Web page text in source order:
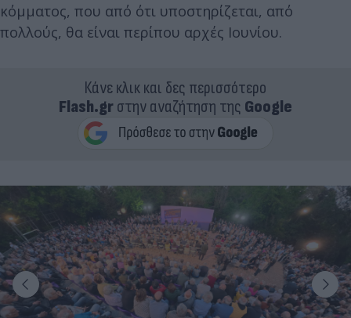
κόμματος, που από ότι υποστηρίζεται, από
πολλούς, θα είναι περίπου αρχές Ιουνίου.
Κάνε κλικ και δες περισσότερο
Flash.grστην αναζήτηση της Google